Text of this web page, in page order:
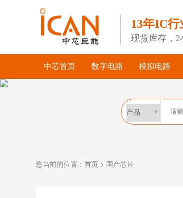
13年IC
现货库存，2
中芯首页 数字电路 模拟电路
您当前的位置： 首页 > 国产芯片